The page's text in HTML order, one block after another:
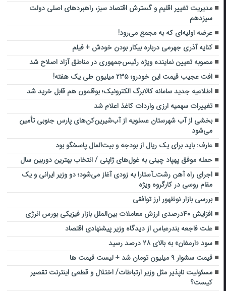
مدیریت تغییر اقلیم و گسترش اقتصاد سبز، راهبردهای اصلی دولت
سیزدهم
عرضه اولیه‌ای که به مجمع می‌رود!
کنایه آذری جهرمی درباره بیکار بودن خودش + فیلم
مصوبه تعیین نماینده ویژه رئیس‌جمهوری در مناطق آزاد اصلاح شد
افت عجیب قیمت این خودرو؛ ۲۳۵ میلیون طی یک هفته!
اطلاعیه جدید سامانه کالابرگ الکترونیک؛ بوقلمون هم قابل خرید شد
تغییرات سهمیه ارزی واردات کاغذ اعلام شد
بخشی از آب شهرستان عسلویه از آب‌شیرین‌کن‌های پارس جنوبی تأمین
می‌شود
عارف: باید برای یک ریال از بودجه و بیت‌المال پاسخگو بود
حمله موفق پهپاد چینی به غول‌های ژاپنی / انتخاب بهترین دوربین سال
اجرای راه آهن رشت_آستارا به زودی آغاز می‌شود؛ دو وزیر ایرانی و یک
مقام روسی در کارگروه ویژه
بررسی بازار نوظهور ارز توافقی
افزایش ۴۰درصدی ارزش معاملات بین‌الملل بازار فیزیکی بورس انرژی
علت فاجعه بندرعباس از دیدگاه وزیر پیشنهادی اقتصاد
سود «ارمغان» به بالای ۲۸ درصد رسید
قیمت سشوار ۹ میلیون تومان شد + لیست قیمت ها
مسئولیت ناپذیر مثل وزیر ارتباطات/ اختلال و قطعی اینترنت تقصیر
کیست؟